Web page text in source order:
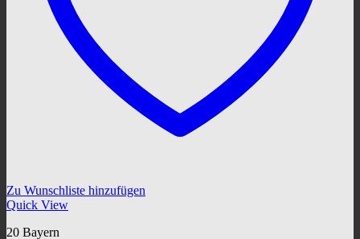
Zu Wunschliste hinzufügen
Quick View
20 Bayern